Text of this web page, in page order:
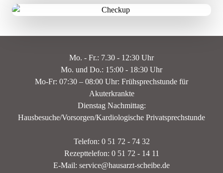
Mo. - Fr.: 7.30 - 12:30 Uhr
Mo. und Do.: 15:00 - 18:30 Uhr
Mo-Fr: 07:30 – 08:00 Uhr: Frühsprechstunde für
Akuterkrankte
Dienstag Nachmittag:
Hausbesuche/Vorsorgen/Kardiologische Privatsprechstunde
Telefon: 0 51 72 - 74 32
Rezepttelefon: 0 51 72 - 14 11
E-Mail: service@hausarzt-scheibe.de